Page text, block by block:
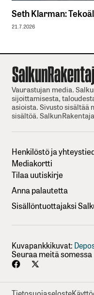
Seth Klarman:
21.7.2026
Vaurastujan media.
sijoittamisesta,
asioista. Sivusto sisältää
sisältöä.
Henkilöstö ja
Mediakortti
Tilaa uutiskirje
Anna palautetta
Sisällöntuottajaksi
Kuvapankkikuvat:
Seuraa meitä somessa